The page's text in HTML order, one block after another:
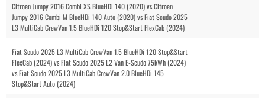
Citroen Jumpy 2016 Combi XS BlueHDi 140 (2020) vs Citroen
Jumpy 2016 Combi M BlueHDi 140 Auto (2020) vs Fiat Scudo 2025
L3 MultiCab CrewVan 1.5 BlueHDi 120 Stop&Start FlexCab (2024)
Fiat Scudo 2025 L3 MultiCab CrewVan 1.5 BlueHDi 120 Stop&Start
FlexCab (2024) vs Fiat Scudo 2025 L2 Van E-Scudo 75kWh (2024)
vs Fiat Scudo 2025 L3 MultiCab CrewVan 2.0 BlueHDi 145
Stop&Start Auto (2024)